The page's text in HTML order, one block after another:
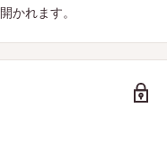
かれます。